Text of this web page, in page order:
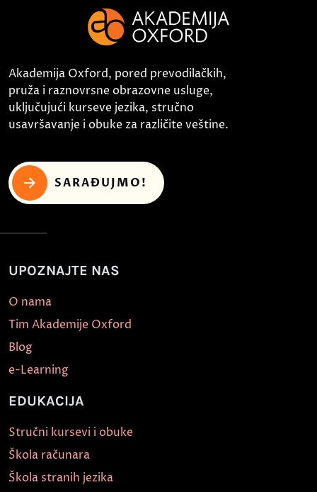
Akademija Oxford, pored prevodilačkih,
pruža i raznovrsne obrazovne usluge,
uključujući kurseve jezika, stručno
usavršavanje i obuke za različite veštine.
SARAĐUJMO!
UPOZNAJTE NAS
O nama
Tim Akademije Oxford
Blog
e-Learning
EDUKACIJA
Stručni kursevi i obuke
Škola računara
Škola stranih jezika